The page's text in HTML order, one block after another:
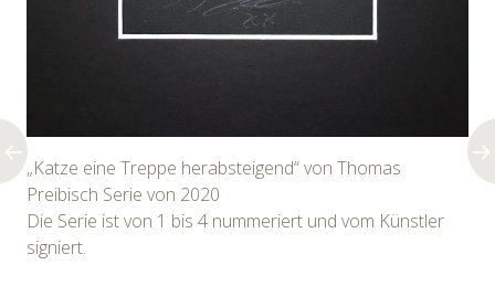
„Katze eine Treppe herabsteigend“ von Thomas
Preibisch Serie von 2020
Die Serie ist von 1 bis 4 nummeriert und vom Künstler
signiert.